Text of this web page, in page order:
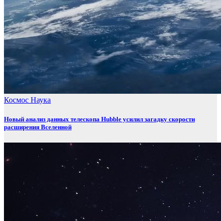
Космос Наука
Новый анализ данных телескопа Hubble усилил загадку скорости
расширения Вселенной